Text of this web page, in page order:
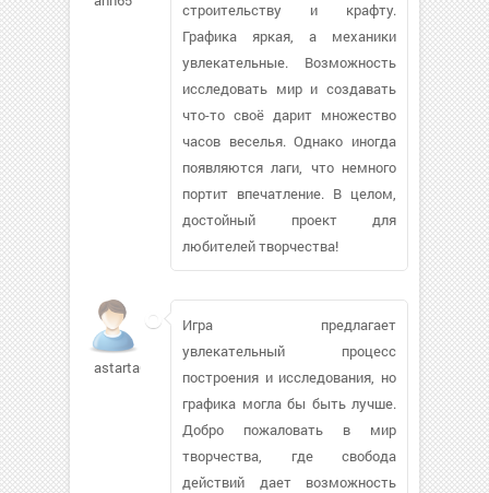
строительству и крафту.
Графика яркая, а механики
увлекательные. Возможность
исследовать мир и создавать
что-то своё дарит множество
часов веселья. Однако иногда
появляются лаги, что немного
портит впечатление. В целом,
достойный проект для
любителей творчества!
astarta6
Игра предлагает
увлекательный процесс
построения и исследования, но
графика могла бы быть лучше.
Добро пожаловать в мир
творчества, где свобода
действий дает возможность